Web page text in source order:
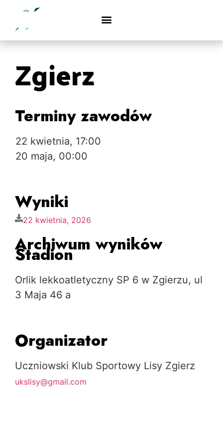
Zgierz
Terminy zawodów
22 kwietnia, 17:00
20 maja, 00:00
Wyniki
22 kwietnia, 2026
Archiwum wyników
Stadion
Orlik lekkoatletyczny SP 6 w Zgierzu, ul
3 Maja 46 a
Organizator
Uczniowski Klub Sportowy Lisy Zgierz
ukslisy@gmail.com